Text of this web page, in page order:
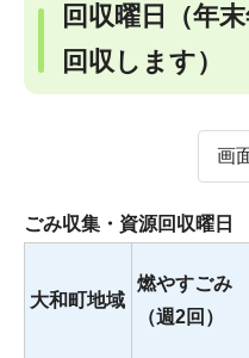
回収曜日
（年
回収します）
画
ごみ収集・資源回収曜日
大和町地域
燃やすごみ
（週2回）